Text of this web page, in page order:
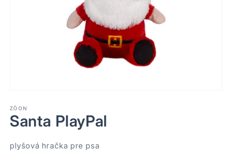
1
v
modálnom
ZÖON
Santa PlayPal
plyšová hračka pre psa